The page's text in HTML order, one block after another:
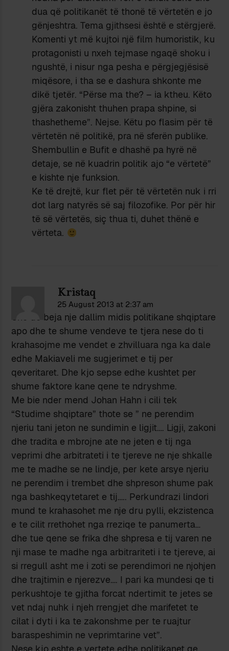
dua që politikanët të thonë të vërtetën e jo
gënjeshtra. Tema gjithsesi është e stërgjerë.
Komenti yt më kujtoi një film humoristik, ku
protagonisti u nxeh tejmase ngaqë shoku i
ngushtë, i nisur nga pesha e përgjegjësisë
miqësore, i tha se e dashura shkonte me
dikë tjetër. “Përse ma the? – ia ktheu. Këto
gjëra zakonisht thuhen prapa shpine, si
thashetheme”. Nejse. Këtu po flasim për të
vërtetën në politikë, pra në sferën publike.
Shembullin e Bufit e dhashë pa hyrë në
detaje, se në kuadrin politik ajo “e vërtetë”
e kishte nje funksion.
Ke të drejtë, kur flet për të vërtetën nuk i rri
dot larg natyrës së saj filozofike. Por për hir
të së vërtetës, siç thua ti, duhet thënë e
vërteta.
Kristaq
25 August 2013 at 2:37 am
Une do beja nje dallim midis politikane shqiptare
apo dhe te shume vendeve te tjera nese do ti
krahasojme me vendet e zhvilluara nga ka dale
edhe Makiaveli me sugjerimet e tij per
qeveritaret. Dhe kjo sepse edhe kushtet per
shume faktore kane qene te ndryshme.
Me bie nder mend Johan Hahn i cili tek
“Studime shqiptare” thote se ” ne perendim
njeriu tani jeton ne sundimin e ligjit…. Ligji, zakoni
dhe tradita e mbrojne ate ne jeten e tij nga
veprimi dhe arbitrateti i te tjereve ne nje shkalle
me te madhe se ne lindje, per kete arsye njeriu
ne perendim i trembet dhe shpreson shume pak
nga bashkeqytetaret e tij….. Perkundrazi lindori
mund te krahasohet me nje dru pylli, ekzistenca
e te cilit rrethohet nga rreziqe te panumerta…
dhe tue qene se frika dhe shpresa e tij varen ne
nji mase te madhe nga arbitrariteti i te tjereve, ai
si rregull asht me i zoti se perendimori ne njohjen
dhe trajtimin e njerezve…. I pari ka mundesi qe ti
perkushtoje te gjitha forcat ndertimit te jetes se
vet ndaj nuhk i njeh rrengjet dhe marifetet te
cilat i dyti i ka te zakonshme per te ruajtur
baraspeshimin ne veprimtarine vet”.